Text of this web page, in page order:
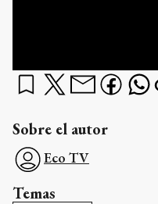
Sobre el autor
Eco TV
Temas